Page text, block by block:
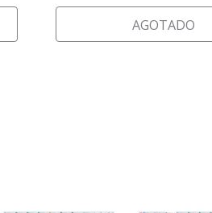
AGOTADO